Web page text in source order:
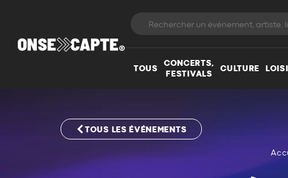
TOUS
CONCERTS,
FESTIVALS
CULTURE
TOUS LES ÉVÉNEMENTS